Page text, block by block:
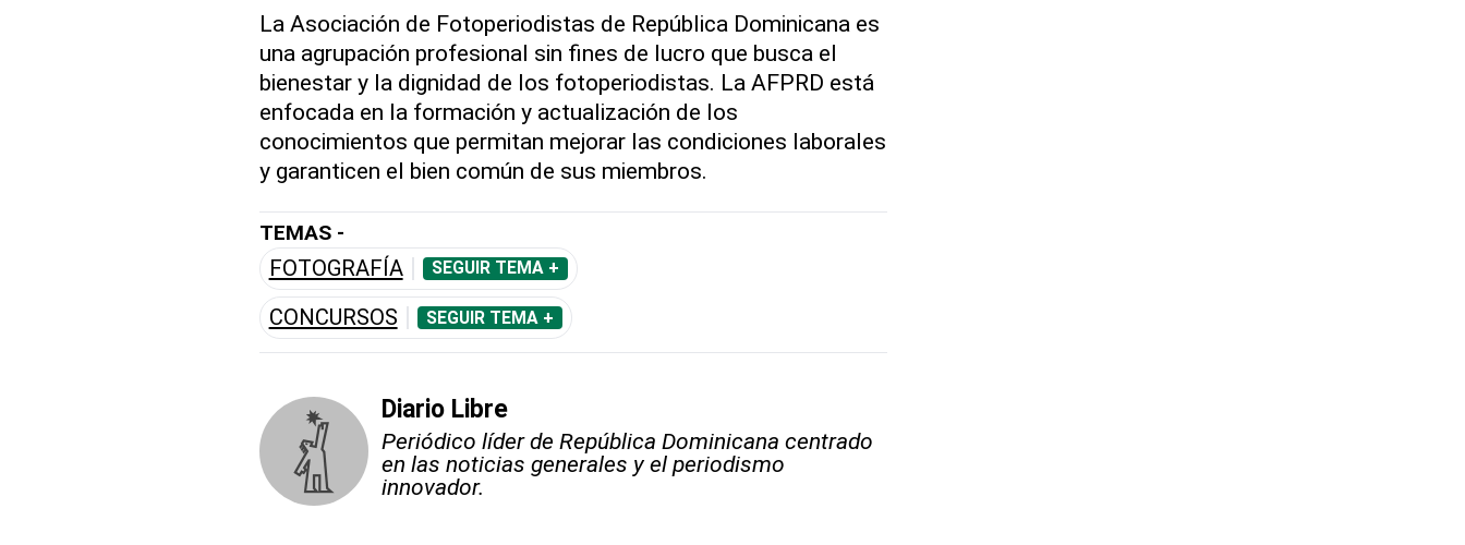
La Asociación de Fotoperiodistas de República Dominicana es
una agrupación profesional sin fines de lucro que busca el
bienestar y la dignidad de los fotoperiodistas. La AFPRD está
enfocada en la formación y actualización de los
conocimientos que permitan mejorar las condiciones laborales
y garanticen el bien común de sus miembros.
TEMAS -
FOTOGRAFÍA SEGUIR TEMA +
CONCURSOS SEGUIR TEMA +
Diario Libre
Periódico líder de República Dominicana centrado
en las noticias generales y el periodismo
innovador.